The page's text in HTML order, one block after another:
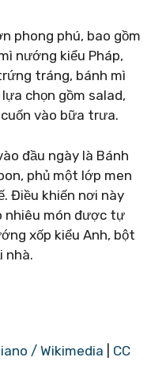
phong phú, bao gồm
nướng kiểu Pháp,
tráng, bánh mì
chọn gồm salad,
vào bữa trưa.
đầu ngày là Bánh
phủ một lớp men
Điều khiến nơi này
nhiêu món được tự
xốp kiểu Anh, bột
nhà.
/ Wikimedia
CC